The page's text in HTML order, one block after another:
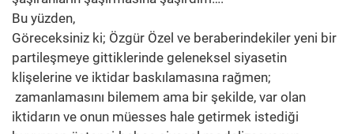
Bu yüzden,
Göreceksiniz ki; Özgür Özel ve beraberindekiler yeni bir
partileşmeye gittiklerinde geleneksel siyasetin
klişelerine ve iktidar baskılamasına rağmen;
zamanlamasını bilemem ama bir şekilde, var olan
iktidarın ve onun müesses hale getirmek istediği